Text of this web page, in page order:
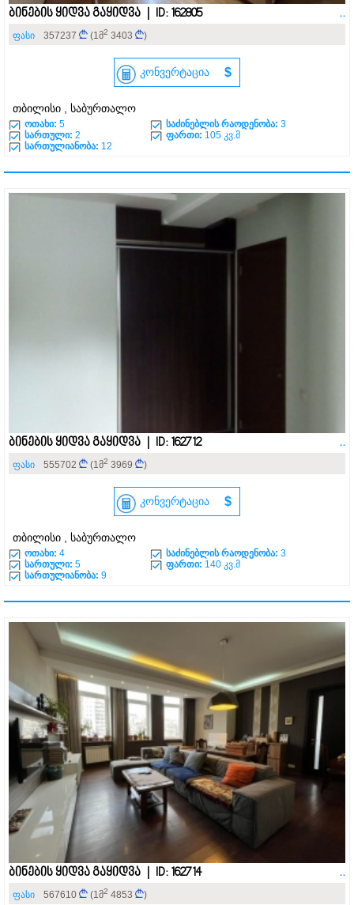
ბინების ყიდვა გაყიდვა | ID: 162805 ..
ფასი 357237 (1მ2 3403 )
კონვერტაცია $
თბილისი , საბურთალო
ოთახი: 5 საძინებლის რაოდენობა: 3
სართული: 2 ფართი: 105 კვ.მ
სართულიანობა: 12
ბინების ყიდვა გაყიდვა | ID: 162712 ..
ფასი 555702 (1მ2 3969 )
კონვერტაცია $
თბილისი , საბურთალო
ოთახი: 4 საძინებლის რაოდენობა: 3
სართული: 5 ფართი: 140 კვ.მ
სართულიანობა: 9
ბინების ყიდვა გაყიდვა | ID: 162714 ..
ფასი 567610 (1მ2 4853 )